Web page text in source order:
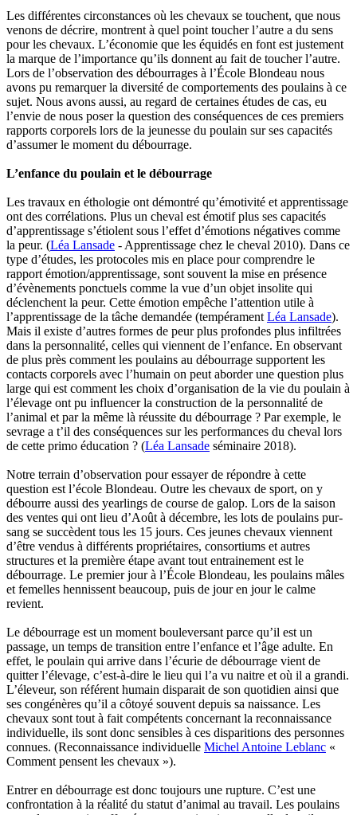
Les différentes circonstances où les chevaux se touchent, que nous
venons de décrire, montrent à quel point toucher l’autre a du sens
pour les chevaux. L’économie que les équidés en font est justement
la marque de l’importance qu’ils donnent au fait de toucher l’autre.
Lors de l’observation des débourrages à l’École Blondeau nous
avons pu remarquer la diversité de comportements des poulains à ce
sujet. Nous avons aussi, au regard de certaines études de cas, eu
l’envie de nous poser la question des conséquences de ces premiers
rapports corporels lors de la jeunesse du poulain sur ses capacités
d’assumer le moment du débourrage.
L’enfance du poulain et le débourrage
Les travaux en éthologie ont démontré qu’émotivité et apprentissage
ont des corrélations. Plus un cheval est émotif plus ses capacités
d’apprentissage s’étiolent sous l’effet d’émotions négatives comme
la peur. (Léa Lansade - Apprentissage chez le cheval 2010). Dans ce
type d’études, les protocoles mis en place pour comprendre le
rapport émotion/apprentissage, sont souvent la mise en présence
d’évènements ponctuels comme la vue d’un objet insolite qui
déclenchent la peur. Cette émotion empêche l’attention utile à
l’apprentissage de la tâche demandée (tempérament Léa Lansade).
Mais il existe d’autres formes de peur plus profondes plus infiltrées
dans la personnalité, celles qui viennent de l’enfance. En observant
de plus près comment les poulains au débourrage supportent les
contacts corporels avec l’humain on peut aborder une question plus
large qui est comment les choix d’organisation de la vie du poulain à
l’élevage ont pu influencer la construction de la personnalité de
l’animal et par la même là réussite du débourrage ? Par exemple, le
sevrage a t’il des conséquences sur les performances du cheval lors
de cette primo éducation ? (Léa Lansade séminaire 2018).
Notre terrain d’observation pour essayer de répondre à cette
question est l’école Blondeau. Outre les chevaux de sport, on y
débourre aussi des yearlings de course de galop. Lors de la saison
des ventes qui ont lieu d’Août à décembre, les lots de poulains pur-
sang se succèdent tous les 15 jours. Ces jeunes chevaux viennent
d’être vendus à différents propriétaires, consortiums et autres
structures et la première étape avant tout entrainement est le
débourrage. Le premier jour à l’École Blondeau, les poulains mâles
et femelles hennissent beaucoup, puis de jour en jour le calme
revient.
Le débourrage est un moment bouleversant parce qu’il est un
passage, un temps de transition entre l’enfance et l’âge adulte. En
effet, le poulain qui arrive dans l’écurie de débourrage vient de
quitter l’élevage, c’est-à-dire le lieu qui l’a vu naitre et où il a grandi.
L’éleveur, son référent humain disparait de son quotidien ainsi que
ses congénères qu’il a côtoyé souvent depuis sa naissance. Les
chevaux sont tout à fait compétents concernant la reconnaissance
individuelle, ils sont donc sensibles à ces disparitions des personnes
connues. (Reconnaissance individuelle Michel Antoine Leblanc «
Comment pensent les chevaux »).
Entrer en débourrage est donc toujours une rupture. C’est une
confrontation à la réalité du statut d’animal au travail. Les poulains